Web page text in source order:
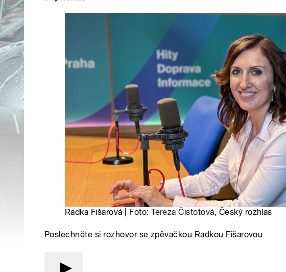
Radka Fišarová | Foto:Tereza Čistotová, Český rozhlas
Poslechněte si rozhovor se zpěvačkou Radkou Fišarovou